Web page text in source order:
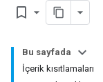
bookmark_border
Bu sayfada
İçerik kısıtlamaları